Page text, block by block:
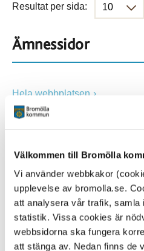
Välkommen till Bromölla
Vi använder webbkakor
upplevelse av bromolla.se.
att analysera vår trafik, samla
statistik. Vissa cookies är
webbsidorna ska fungera
att stänga av. Nedan finns de
Resultat per sida:
Ämnessidor
Hela webbplatsen
Alla platser